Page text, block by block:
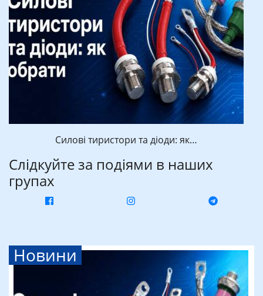
Силові тиристори та діоди: як…
Слідкуйте за подіями в наших
групах
Новини